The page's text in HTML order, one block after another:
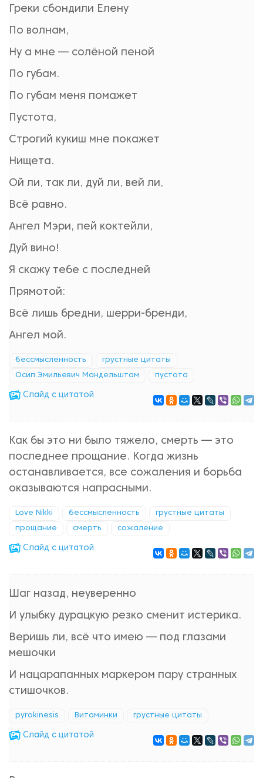
Греки сбондили Елену
По волнам,
Ну а мне — солёной пеной
По губам.
По губам меня помажет
Пустота,
Строгий кукиш мне покажет
Нищета.
Ой ли, так ли, дуй ли, вей ли,
Всё равно.
Ангел Мэри, пей коктейли,
Дуй вино!
Я скажу тебе с последней
Прямотой:
Всё лишь бредни, шерри-бренди,
Ангел мой.
бессмысленность грустные цитаты
Осип Эмильевич Мандельштам пустота
Cлайд с цитатой
Как бы это ни было тяжело, смерть — это
последнее прощание. Когда жизнь
останавливается, все сожаления и борьба
оказываются напрасными.
Love Nikki бессмысленность грустные цитаты
прощание смерть сожаление
Cлайд с цитатой
Шаг назад, неуверенно
И улыбку дурацкую резко сменит истерика.
Веришь ли, всё что имею — под глазами
мешочки
И нацарапанных маркером пару странных
стишочков.
pyrokinesis Витаминки грустные цитаты
Cлайд с цитатой